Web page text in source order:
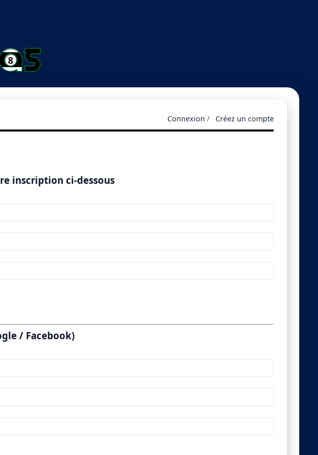
Connexion / Créez un compte
inscription ci-dessous
/ Facebook)